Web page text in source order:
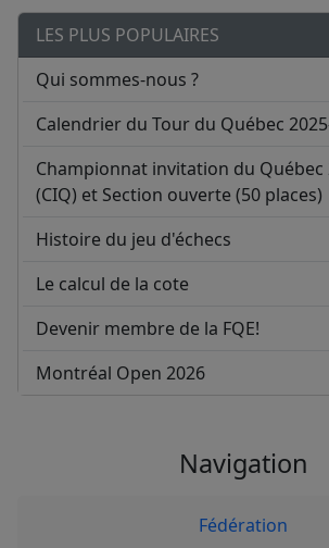
LES PLUS POPULAIRES
Qui sommes-nous ?
Calendrier du Tour du Québec
Championnat invitation du Québec
(CIQ) et Section ouverte (50 places)
Histoire du jeu d'échecs
Le calcul de la cote
Devenir membre de la FQE!
Montréal Open 2026
Navigation
Fédération